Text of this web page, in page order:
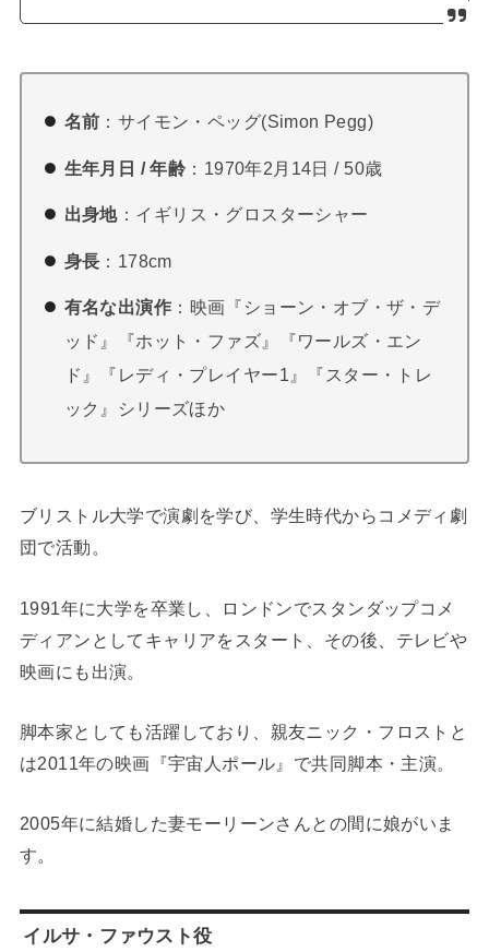
名前 ：サイモン・ペッグ(Simon Pegg)
生年月日 / 年齢 ：1970年2月14日 / 50歳
出身地：イギリス・グロスターシャー
身長 ：178cm
有名な出演作 ：映画『ショーン・オブ・ザ・デ
ッド』『ホット・ファズ』『ワールズ・エン
ド』『レディ・プレイヤー1』『スター・トレ
ック』シリーズほか
ブリストル大学で演劇を学び、学生時代からコメディ劇
団で活動。
1991年に大学を卒業し、ロンドンでスタンダップコメ
ディアンとしてキャリアをスタート、その後、テレビや
映画にも出演。
脚本家としても活躍しており、親友ニック・フロストと
は2011年の映画『宇宙人ポール』で共同脚本・主演。
2005年に結婚した妻モーリーンさんとの間に娘がいま
す。
イルサ・ファウスト役